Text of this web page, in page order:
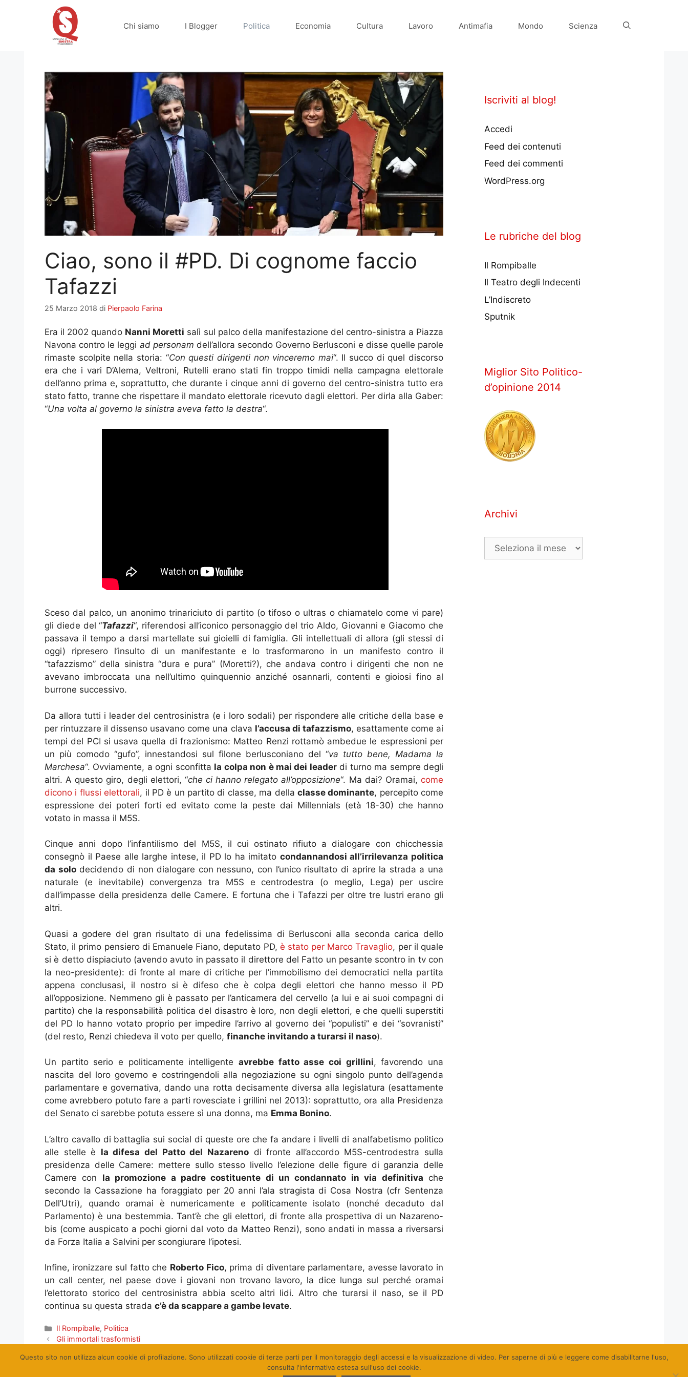
Chi siamo I Blogger Politica Economia Cultura Lavoro Antimafia Mondo Scienza
Ciao, sono il #PD. Di cognome faccio
Tafazzi
25 Marzo 2018 di Pierpaolo Farina
Era il 2002 quando Nanni Moretti salì sul palco della manifestazione del centro-sinistra a Piazza
Navona contro le leggi ad personam dell’allora secondo Governo Berlusconi e disse quelle parole
rimaste scolpite nella storia: “Con questi dirigenti non vinceremo mai“. Il succo di quel discorso
era che i vari D’Alema, Veltroni, Rutelli erano stati fin troppo timidi nella campagna elettorale
dell’anno prima e, soprattutto, che durante i cinque anni di governo del centro-sinistra tutto era
stato fatto, tranne che rispettare il mandato elettorale ricevuto dagli elettori. Per dirla alla Gaber:
“Una volta al governo la sinistra aveva fatto la destra“.
Sceso dal palco, un anonimo trinariciuto di partito (o tifoso o ultras o chiamatelo come vi pare)
gli diede del “Tafazzi“, riferendosi all’iconico personaggio del trio Aldo, Giovanni e Giacomo che
passava il tempo a darsi martellate sui gioielli di famiglia. Gli intellettuali di allora (gli stessi di
oggi) ripresero l’insulto di un manifestante e lo trasformarono in un manifesto contro il
“tafazzismo” della sinistra “dura e pura” (Moretti?), che andava contro i dirigenti che non ne
avevano imbroccata una nell’ultimo quinquennio anziché osannarli, contenti e gioiosi fino al
burrone successivo.
Da allora tutti i leader del centrosinistra (e i loro sodali) per rispondere alle critiche della base e
per rintuzzare il dissenso usavano come una clava l’accusa di tafazzismo, esattamente come ai
tempi del PCI si usava quella di frazionismo: Matteo Renzi rottamò ambedue le espressioni per
un più comodo “gufo”, innestandosi sul filone berlusconiano del “va tutto bene, Madama la
Marchesa“. Ovviamente, a ogni sconfitta la colpa non è mai dei leaderdi turno ma sempre degli
altri. A questo giro, degli elettori, “che ci hanno relegato all’opposizione“. Ma dai? Oramai, come
dicono i flussi elettorali, il PD è un partito di classe, ma della classe dominante, percepito come
espressione dei poteri forti ed evitato come la peste dai Millennials (età 18-30) che hanno
votato in massa il M5S.
Cinque anni dopo l’infantilismo del M5S, il cui ostinato rifiuto a dialogare con chicchessia
consegnò il Paese alle larghe intese, il PD lo ha imitato condannandosi all’irrilevanza politica
da solodecidendo di non dialogare con nessuno, con l’unico risultato di aprire la strada a una
naturale (e inevitabile) convergenza tra M5S e centrodestra (o meglio, Lega) per uscire
dall’impasse della presidenza delle Camere. E fortuna che i Tafazzi per oltre tre lustri erano gli
altri.
Quasi a godere del gran risultato di una fedelissima di Berlusconi alla seconda carica dello
Stato, il primo pensiero di Emanuele Fiano, deputato PD, è stato per Marco Travaglio, per il quale
si è detto dispiaciuto (avendo avuto in passato il direttore del Fatto un pesante scontro in tv con
la neo-presidente): di fronte al mare di critiche per l’immobilismo dei democratici nella partita
appena conclusasi, il nostro si è difeso che è colpa degli elettori che hanno messo il PD
all’opposizione. Nemmeno gli è passato per l’anticamera del cervello (a lui e ai suoi compagni di
partito) che la responsabilità politica del disastro è loro, non degli elettori, e che quelli superstiti
del PD lo hanno votato proprio per impedire l’arrivo al governo dei “populisti” e dei “sovranisti”
(del resto, Renzi chiedeva il voto per quello, finanche invitando a turarsi il naso).
Un partito serio e politicamente intelligente avrebbe fatto asse coi grillini, favorendo una
nascita del loro governo e costringendoli alla negoziazione su ogni singolo punto dell’agenda
parlamentare e governativa, dando una rotta decisamente diversa alla legislatura (esattamente
come avrebbero potuto fare a parti rovesciate i grillini nel 2013): soprattutto, ora alla Presidenza
del Senato ci sarebbe potuta essere sì una donna, ma Emma Bonino.
L’altro cavallo di battaglia sui social di queste ore che fa andare i livelli di analfabetismo politico
alle stelle è la difesa del Patto del Nazarenodi fronte all’accordo M5S-centrodestra sulla
presidenza delle Camere: mettere sullo stesso livello l’elezione delle figure di garanzia delle
Camere con la promozione a padre costituente di un condannato in via definitiva che
secondo la Cassazione ha foraggiato per 20 anni l’ala stragista di Cosa Nostra (cfr Sentenza
Dell’Utri), quando oramai è numericamente e politicamente isolato (nonché decaduto dal
Parlamento) è una bestemmia. Tant’è che gli elettori, di fronte alla prospettiva di un Nazareno-
bis (come auspicato a pochi giorni dal voto da Matteo Renzi), sono andati in massa a riversarsi
da Forza Italia a Salvini per scongiurare l’ipotesi.
Infine, ironizzare sul fatto che Roberto Fico, prima di diventare parlamentare, avesse lavorato in
un call center, nel paese dove i giovani non trovano lavoro, la dice lunga sul perché oramai
l’elettorato storico del centrosinistra abbia scelto altri lidi. Altro che turarsi il naso, se il PD
continua su questa strada c’è da scappare a gambe levate.
Categorie
Il Rompiballe, Politica
Gli immortali trasformisti
Iscriviti al blog!
Accedi
Feed dei contenuti
Feed dei commenti
WordPress.org
Le rubriche del blog
Il Rompiballe
Il Teatro degli Indecenti
L’Indiscreto
Sputnik
Miglior Sito Politico-
d’opinione 2014
Archivi
Archivi
Questo sito non utilizza alcun cookie di profilazione. Sono utilizzati cookie di terze parti per il monitoraggio degli accessi e la visualizzazione di video. Per saperne di più e leggere come disabilitarne l'uso,
consulta l'informativa estesa sull'uso dei cookie.